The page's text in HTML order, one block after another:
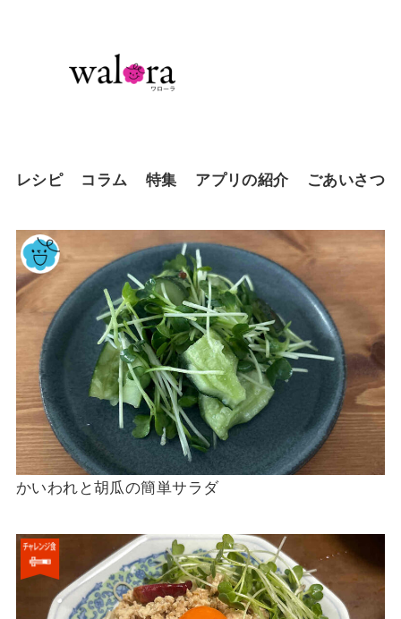
レシピ コラム 特集 アプリの紹介 ごあいさつ
かいわれと胡瓜の簡単サラダ